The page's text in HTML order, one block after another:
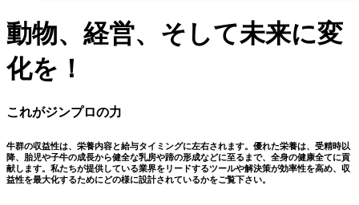
動物、経営、そして未来に変
化を！
これがジンプロの力
牛群の収益性は、栄養内容と給与タイミングに左右されます。優れた栄養は、受精時以
降、胎児や子牛の成長から健全な乳房や蹄の形成などに至るまで、全身の健康全てに貢
献します。私たちが提供している業界をリードするツールや解決策が効率性を高め、収
益性を最大化するためにどの様に設計されているかをご覧下さい。